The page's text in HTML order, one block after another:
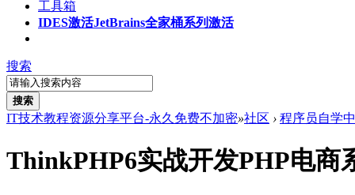
工具箱
IDES激活JetBrains全家桶系列激活
搜索
搜索
IT技术教程资源分享平台-永久免费不加密»社区 › 程序员自学
ThinkPHP6实战开发PHP电商